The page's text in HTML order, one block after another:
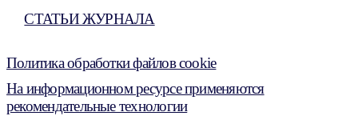
СТАТЬИ ЖУРНАЛА
Политика обработки файлов cookie
На информационном ресурсе применяются
рекомендательные технологии